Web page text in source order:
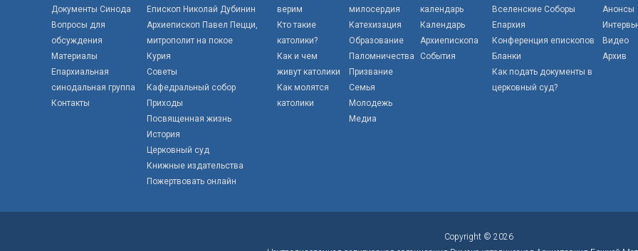
Документы Синода
Вопросы для
обсуждения
Материалы
Епархиальная
синодальная группа
Контакты
Епископ Николай Дубинин
Архиепископ Павел Пецци,
митрополит на покое
Курия
Советы
Кафедральный собор
Приходы
Посвященная жизнь
История
Церковный суд
Книжные издательства
Пожертвовать онлайн
верим
Кто такие
католики?
Как и чем
живут католики
Как молятся
католики
милосердия
Катехизация
Образование
Паломничества
Призвание
Семья
Молодежь
Медиа
календарь
Календарь
Архиепископа
События
Вселенские Соборы
Епархия
Конференция епископов
Бланки
Как подать документы в
церковный суд?
Анонсы
Видео
Архив
Copyright © 2026